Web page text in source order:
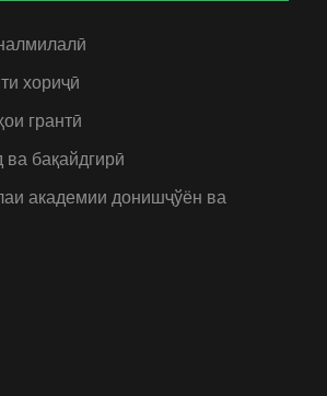
хориҷӣ
грантӣ
бақайдгирӣ
академии донишҷўён ва